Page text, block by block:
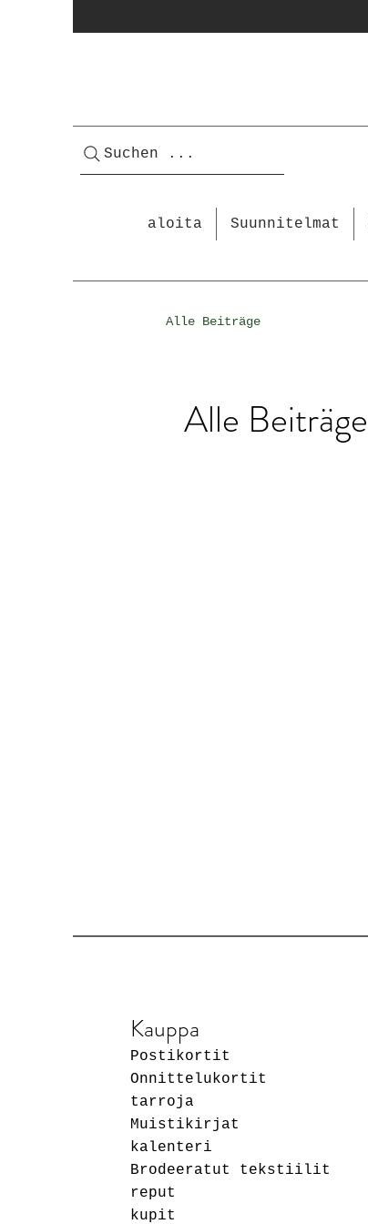
Suchen ...
aloita Suunnitelmat
Alle Beiträge
Alle Beiträge
Kauppa
Postikortit
Onnittelukortit
tarroja
Muistikirjat
kalenteri
Brodeeratut tekstiilit
reput
kupit